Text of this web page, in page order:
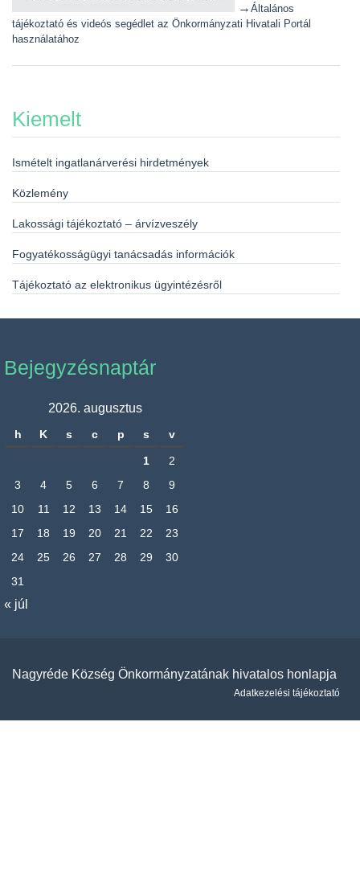
→ Általános
tájékoztató és videós segédlet az Önkormányzati Hivatali Portál
használatához
Kiemelt
Ismételt ingatlanárverési hirdetmények
Közlemény
Lakossági tájékoztató – árvízveszély
Fogyatékosságügyi tanácsadás információk
Tájékoztató az elektronikus ügyintézésről
Bejegyzésnaptár
2026. augusztus
h K s c p s v
1
2
3
4 5 6 7 8
9
10
11 12 13 14 15
16
17
18 19 20 21 22
23
24
25 26 27 28 29
30
31
« júl
Nagyréde Község Önkormányzatának hivatalos honlapja
Adatkezelési tájékoztató